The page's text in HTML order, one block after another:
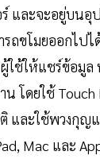
ร์ และจะอยู่บน
รถขโมยออกไป
ใช้ให้แชร์ข้อมู
โดยใช้ Touch
และใช้พวงกุญ
Mac และ